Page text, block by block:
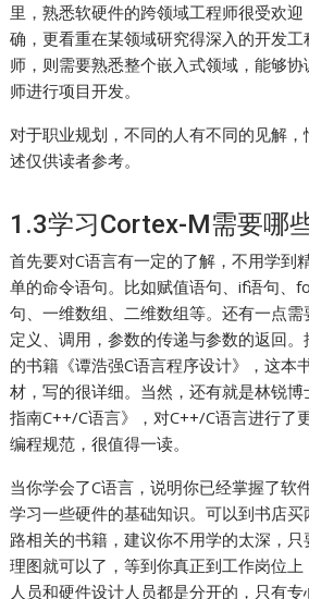
里，熟悉软硬件的跨领域工程师很受欢
确，更看重在某领域研究得深入的开发
师，则需要熟悉整个嵌入式领域，能够
师进行项目开发。
对于职业规划，不同的人有不同的见解
述仅供读者参考。
1.3学习Cortex-M需要哪
首先要对C语言有一定的了解，不用学到
单的命令语句。比如赋值语句、if语句、
句、一维数组、二维数组等。还有一点
定义、调用，参数的传递与参数的返回
的书籍《谭浩强C语言程序设计》，这本
材，写的很详细。当然，还有就是林锐
指南C++/C语言》，对C++/C语言进行了
编程规范，很值得一读。
当你学会了C语言，说明你已经掌握了软
学习一些硬件的基础知识。可以到书店
路相关的书籍，建议你不用学的太深，
理图就可以了，等到你真正到工作岗位
人员和硬件设计人员都是分开的，只有